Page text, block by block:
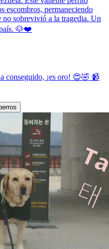
escombros, permaneciendo
no sobrevivió a la tragedia. Un
país. 🐶❤️
conseguido, ¡es oro! 😍🤣 📹